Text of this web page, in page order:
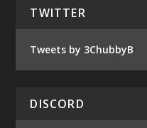
TWITTER
Tweets by 3ChubbyB
DISCORD